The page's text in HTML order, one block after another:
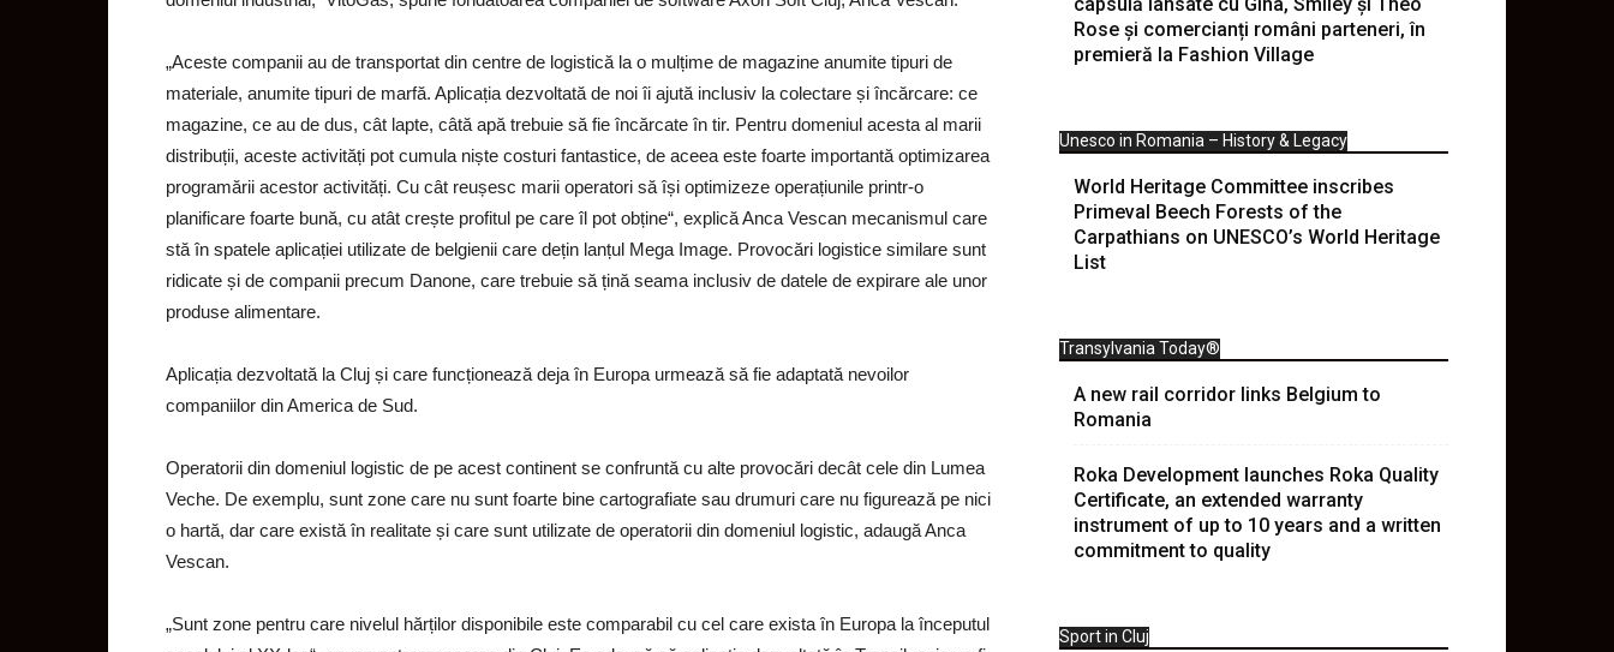
„Aceste companii au de transportat din centre de logistică la o mulțime de magazine anumite tipuri de
materiale, anumite tipuri de marfă. Aplicația dezvoltată de noi îi ajută inclusiv la colectare și încărcare: ce
magazine, ce au de dus, cât lapte, câtă apă trebuie să fie încărcate în tir. Pentru domeniul acesta al marii
distribuții, aceste activități pot cumula niște costuri fantastice, de aceea este foarte importantă optimizarea
programării acestor activități. Cu cât reușesc marii operatori să își optimizeze operațiunile printr-o
planificare foarte bună, cu atât crește profitul pe care îl pot obține“, explică Anca Vescan mecanismul care
stă în spatele aplicației utilizate de belgienii care dețin lanțul Mega Image. Provocări logistice similare sunt
ridicate și de companii precum Danone, care trebuie să țină seama inclusiv de datele de expirare ale unor
produse alimentare.
Aplicația dezvoltată la Cluj și care funcționează deja în Europa urmează să fie adaptată nevoilor
companiilor din America de Sud.
Operatorii din domeniul logistic de pe acest continent se confruntă cu alte provocări decât cele din Lumea
Veche. De exemplu, sunt zone care nu sunt foarte bine cartografiate sau drumuri care nu figurează pe nici
o hartă, dar care există în realitate și care sunt utilizate de operatorii din domeniul logistic, adaugă Anca
Vescan.
„Sunt zone pentru care nivelul hărților disponibile este comparabil cu cel care exista în Europa la începutul
Rose și comercianți români parteneri, în
premieră la Fashion Village
Unesco in Romania – History & Legacy
World Heritage Committee inscribes
Primeval Beech Forests of the
Carpathians on UNESCO’s World Heritage
List
Transylvania Today®
A new rail corridor links Belgium to
Romania
Roka Development launches Roka Quality
Certificate, an extended warranty
instrument of up to 10 years and a written
commitment to quality
Sport in Cluj